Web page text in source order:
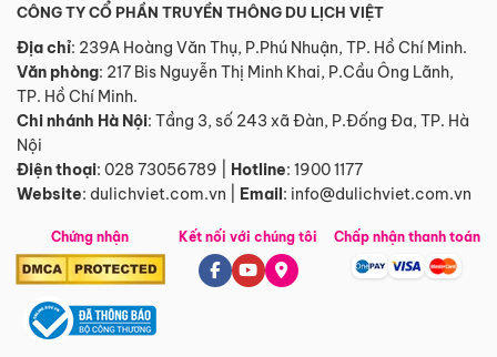
CÔNG TY CỔ PHẦN TRUYỀN THÔNG DU LỊCH VIỆT
Địa chỉ: 239A Hoàng Văn Thụ, P.Phú Nhuận, TP. Hồ Chí Minh.
Văn phòng: 217 Bis Nguyễn Thị Minh Khai, P.Cầu Ông Lãnh,
TP. Hồ Chí Minh.
Chi nhánh Hà Nội: Tầng 3, số 243 xã Đàn, P.Đống Đa, TP. Hà
Nội
Điện thoại: 028 73056789 Hotline: 1900 1177
Website: dulichviet.com.vn Email: info@dulichviet.com.vn
Chứng nhận Kết nối với chúng tôi Chấp nhận thanh toán